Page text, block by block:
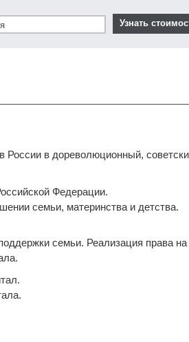
России в дореволюционный,
Федерации.
семьи, материнства и детства.
семьи. Реализация права